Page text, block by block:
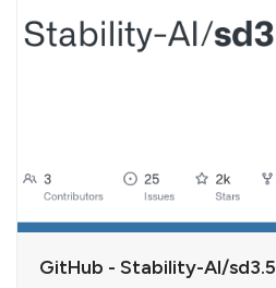
GitHub - Stability-AI/sd3.5